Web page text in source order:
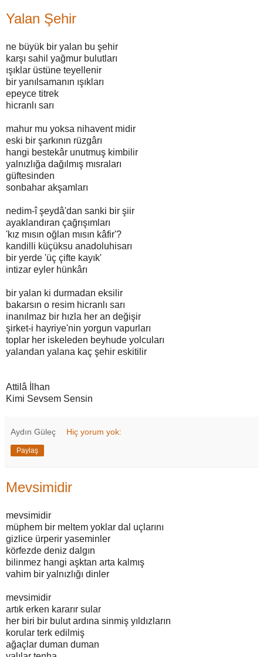
Yalan Şehir
ne büyük bir yalan bu şehir
karşı sahil yağmur bulutları
ışıklar üstüne teyellenir
bir yanılsamanın ışıkları
epeyce titrek
hicranlı sarı
mahur mu yoksa nihavent midir
eski bir şarkının rüzgârı
hangi bestekâr unutmuş kimbilir
yalnızlığa dağılmış mısraları
güftesinden
sonbahar akşamları
nedim-î şeydâ'dan sanki bir şiir
ayaklandıran çağrışımları
'kız mısın oğlan mısın kâfir'?
kandilli küçüksu anadoluhisarı
bir yerde 'üç çifte kayık'
intizar eyler hünkârı
bir yalan ki durmadan eksilir
bakarsın o resim hicranlı sarı
inanılmaz bir hızla her an değişir
şirket-i hayriye'nin yorgun vapurları
toplar her iskeleden beyhude yolcuları
yalandan yalana kaç şehir eskitilir
Attilâ İlhan
Kimi Sevsem Sensin
Aydın Güleç Hiç yorum yok:
Paylaş
Mevsimidir
mevsimidir
müphem bir meltem yoklar dal uçlarını
gizlice ürperir yaseminler
körfezde deniz dalgın
bilinmez hangi aşktan arta kalmış
vahim bir yalnızlığı dinler
mevsimidir
artık erken kararır sular
her biri bir bulut ardına sinmiş yıldızların
korular terk edilmiş
ağaçlar duman duman